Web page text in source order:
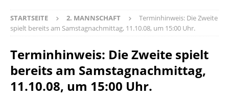
STARTSEITE 2. MANNSCHAFT
Terminhinweis: Die Zweite
spielt bereits am Samstagnachmittag, 11.10.08, um 15:00 Uhr.
Terminhinweis: Die Zweite spielt
bereits am Samstagnachmittag,
11.10.08, um 15:00 Uhr.